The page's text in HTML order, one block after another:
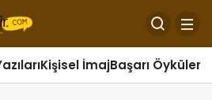
Kişisel İmajBaşarı Öyküleri